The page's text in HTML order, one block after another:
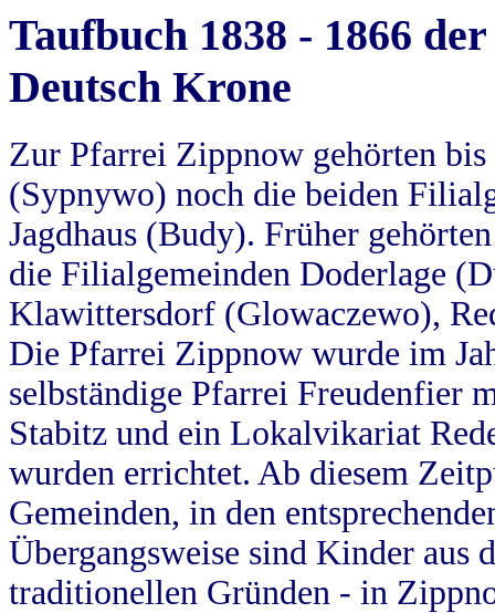
Taufbuch 1838 - 1866
Deutsch Krone
Zur Pfarrei Zippnow gehörten
(Sypnywo) noch die beiden
Jagdhaus (Budy). Früher
die Filialgemeinden Doderlage
Klawittersdorf (Glowaczewo),
Die Pfarrei Zippnow wurde im
selbständige Pfarrei Freudenfier
Stabitz und ein Lokalvikariat
wurden errichtet. Ab diesem
Gemeinden, in den
Übergangsweise sind Kinder aus
traditionellen Gründen - in